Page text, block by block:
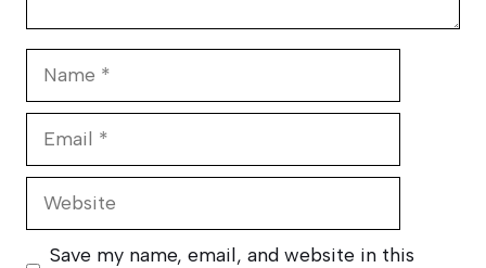
Website
Save my name, email, and website in this